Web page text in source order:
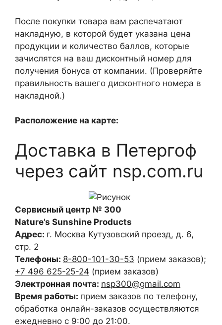
После покупки товара вам распечатают
накладную, в которой будет указана цена
продукции и количество баллов, которые
зачислятся на ваш дисконтный номер для
получения бонуса от компании. (Проверяйте
правильность вашего дисконтного номера в
накладной.)
Расположение на карте:
Доставка в Петергоф
через сайт nsp.com.ru
Сервисный центр № 300
Nature’s Sunshine Products
Адрес: г. Москва Кутузовский проезд, д. 6,
стр. 2
Телефоны: 8-800-101-30-53 (прием заказов);
+7 496 625-25-24 (прием заказов)
Электронная почта: nsp300@gmail.com
Время работы: прием заказов по телефону,
обработка онлайн-заказов осуществляются
ежедневно с 9:00 до 21:00.